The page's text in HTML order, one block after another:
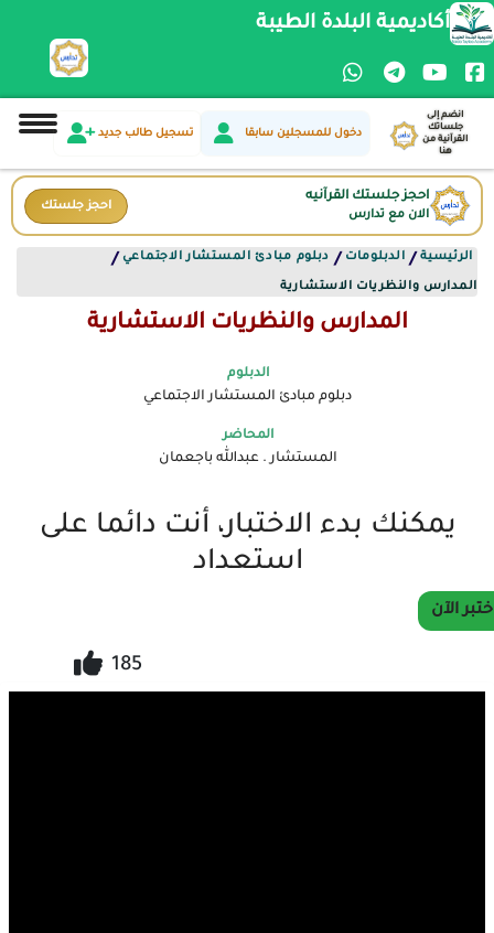
أكاديمية البلدة الطيبة
دخول للمسجلين سابقا تسجيل طالب جديد
انضم إلى
جلساتك
القرآنية من
هنا
احجز جلستك القرآنيه
الان مع تدارس
احجز جلستك
الرئيسية / الدبلومات / دبلوم مبادئ المستشار الاجتماعي /
المدارس والنظريات الاستشارية
المدارس والنظريات الاستشارية
الدبلوم
دبلوم مبادئ المستشار الاجتماعي
المحاضر
المستشار . عبدالله باجعمان
يمكنك بدء الاختبار، أنت دائما على
استعداد
الآن
185